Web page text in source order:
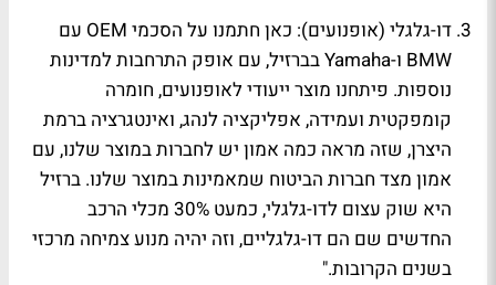
דו-גלגלי (אופנועים): כאן חתמנו על הסכמי OEM עם
BMW ו-Yamaha בברזיל, עם אופק התרחבות למדינות
נוספות. פיתחנו מוצר ייעודי לאופנועים, חומרה
קומפקטית ועמידה, אפליקציה לנהג, ואינטגרציה ברמת
היצרן, שזה מראה כמה אמון יש לחברות במוצר שלנו, עם
אמון מצד חברות הביטוח שמאמינות במוצר שלנו. ברזיל
היא שוק עצום לדו-גלגלי, כמעט 30% מכלי הרכב
החדשים שם הם דו-גלגליים, וזה יהיה מנוע צמיחה מרכזי
בשנים הקרובות."